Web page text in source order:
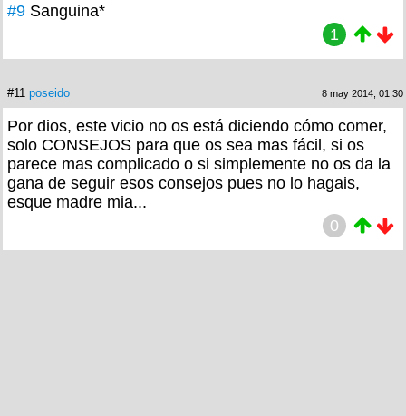
#9 Sanguina*
1
#11 poseido 8 may 2014, 01:30
Por dios, este vicio no os está diciendo cómo comer,
solo CONSEJOS para que os sea mas fácil, si os
parece mas complicado o si simplemente no os da la
gana de seguir esos consejos pues no lo hagais,
esque madre mia...
0